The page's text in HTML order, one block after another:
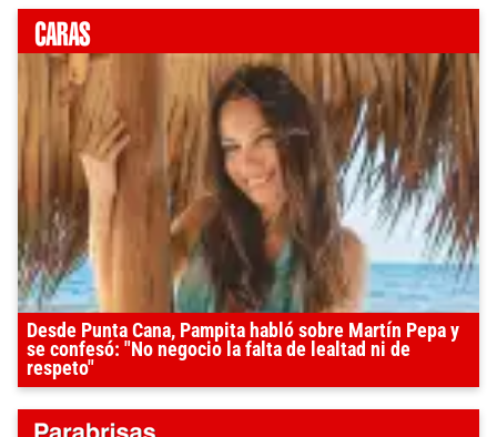
Desde Punta Cana, Pampita habló sobre Martín Pepa y
se confesó: "No negocio la falta de lealtad ni de
respeto"